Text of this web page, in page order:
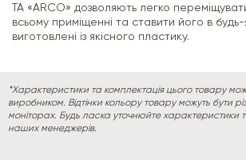
ТА «ARCO» дозволяють легко
всьому приміщенні та ставити його в
виготовлені із якісного пластику.
*Характеристики та комплектація цього товару
виробником. Відтінки кольору товару можуть бути
моніторах. Будь ласка уточнюйте характеристики
наших менеджерів.